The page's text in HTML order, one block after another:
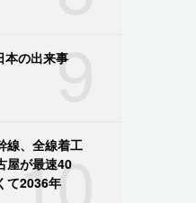
9
の出来事
10
線、全線着工
が最速40
て2036年